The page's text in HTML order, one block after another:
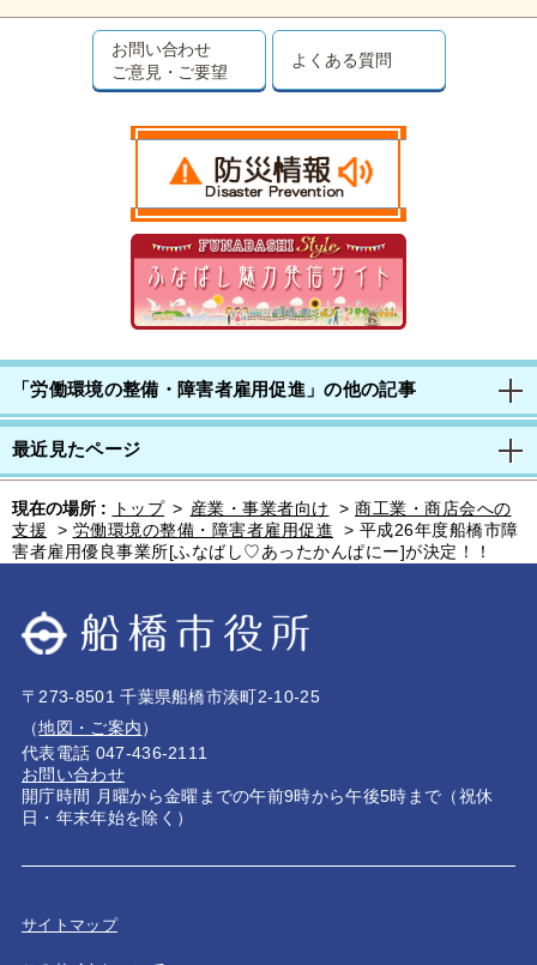
お問い合わせ
ご意見・ご要望
よくある質問
「労働環境の整備・障害者雇用促進」の他の記事
最近見たページ
現在の場所 : トップ > 産業・事業者向け > 商工業・商店会への
支援
> 労働環境の整備・障害者雇用促進 > 平成26年度船橋市障
害者雇用優良事業所[ふなばし♡あったかんぱにー]が決定！！
〒273-8501 千葉県船橋市湊町2-10-25
（地図・ご案内）
代表電話 047-436-2111
お問い合わせ
開庁時間 月曜から金曜までの午前9時から午後5時まで（祝休
日・年末年始を除く）
サイトマップ